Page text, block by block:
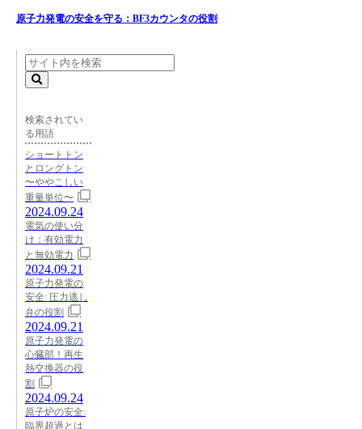
原子力発電の安全を守る：BF3カウンタの役割
検索されてい
る用語
ショートトン
とロングトン
〜ややこしい
重量単位〜
2024.09.24
電気の使い分
け：有効電力
と無効電力
2024.09.21
原子力発電の
安全: 圧力逃し
弁の役割
2024.09.21
原子力発電の
心臓部！再生
熱交換器の役
割
2024.09.24
原子炉の安全:
臨界超過とは